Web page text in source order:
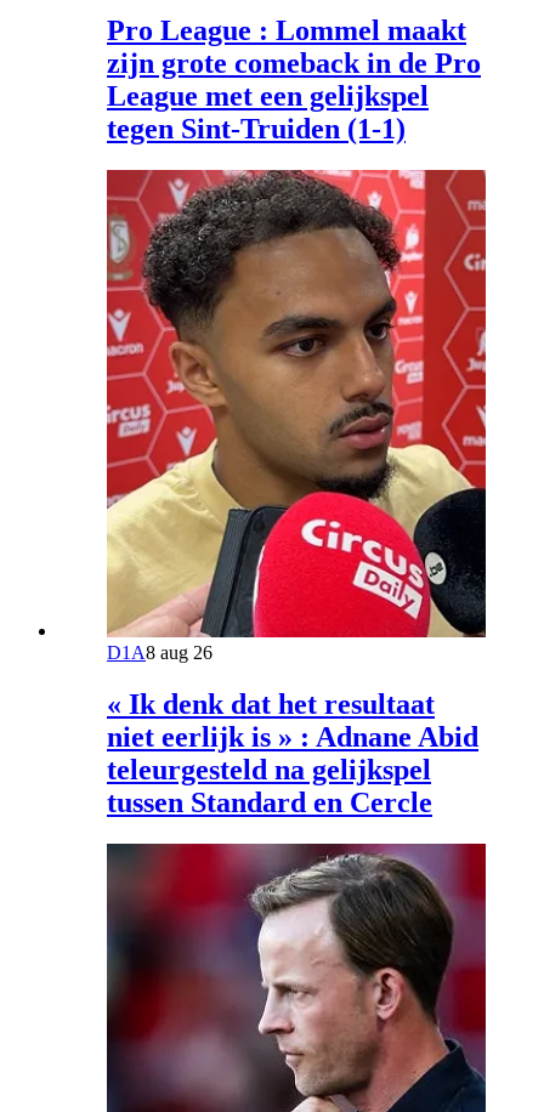
Pro League : Lommel maakt
zijn grote comeback in de Pro
League met een gelijkspel
tegen Sint-Truiden (1-1)
D1A8 aug 26
« Ik denk dat het resultaat
niet eerlijk is » : Adnane Abid
teleurgesteld na gelijkspel
tussen Standard en Cercle